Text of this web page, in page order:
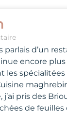
parlais d’un
encore plus
les
pris des
de feuilles